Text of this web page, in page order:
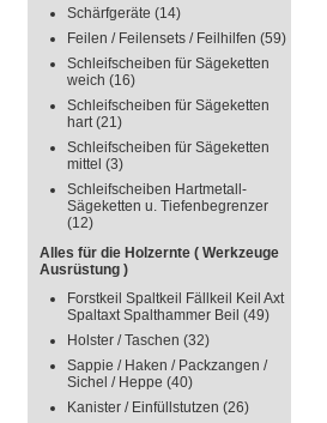
Schärfgeräte (14)
Feilen / Feilensets / Feilhilfen (59)
Schleifscheiben für Sägeketten
weich (16)
Schleifscheiben für Sägeketten
hart(21)
Schleifscheiben für Sägeketten
mittel (3)
Schleifscheiben Hartmetall-
Sägeketten u. Tiefenbegrenzer
(12)
Alles für die Holzernte ( Werkzeuge
Ausrüstung )
Forstkeil Spaltkeil Fällkeil Keil Axt
Spaltaxt Spalthammer Beil (49)
Holster / Taschen (32)
Sappie / Haken / Packzangen /
Sichel / Heppe (40)
Kanister / Einfüllstutzen (26)